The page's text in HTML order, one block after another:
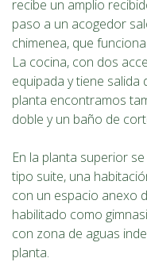
recibe un amplio
paso a un acogedor
chimenea, que
La cocina, con dos
equipada y tiene salida
planta encontramos
doble y un baño de
En la planta superior
tipo suite, una
con un espacio anexo
habilitado como
con zona de aguas
planta.